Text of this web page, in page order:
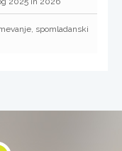
spomladanski